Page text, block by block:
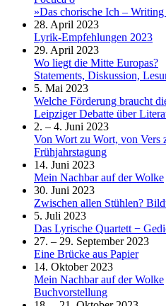
»Das chorische Ich –
28. April 2023
Lyrik-Empfehlungen 2023
29. April 2023
Wo liegt die Mitte Europas?
Statements, Diskussion,
5. Mai 2023
Welche Förderung braucht
Leipziger Debatte über
2. – 4. Juni 2023
Von Wort zu Wort, von Vers
Frühjahrstagung
14. Juni 2023
Mein Nachbar auf der Wolke
30. Juni 2023
Zwischen allen Stühlen?
5. Juli 2023
Das Lyrische Quartett −
27. – 29. September 2023
Eine Brücke aus Papier
14. Oktober 2023
Mein Nachbar auf der Wolke
Buchvorstellung